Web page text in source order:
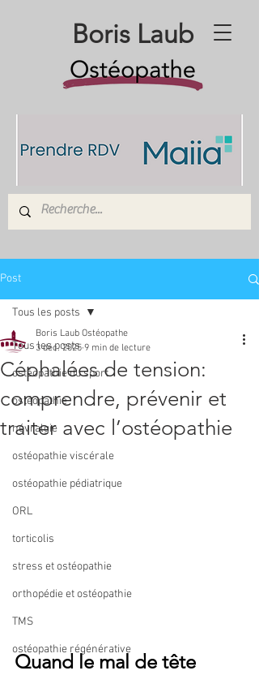
Boris Laub
Post
Tous les posts
ostéopathie du sport
ostéopathie
névralgie
ostéopathie viscérale
ostéopathie pédiatrique
ORL
torticolis
stress et ostéopathie
orthopédie et ostéopathie
TMS
ostéopathie régénérative
Tous les posts
Céphalées de tension:
comprendre, prévenir et
traiter avec l’ostéopathie
Boris Laub Ostéopathe
3 déc. 2025 9 min de lecture
Quand le mal de tête